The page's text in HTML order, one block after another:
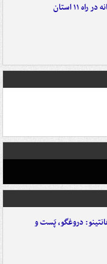
۱۱ استان
دروغگو، پَست‌ و